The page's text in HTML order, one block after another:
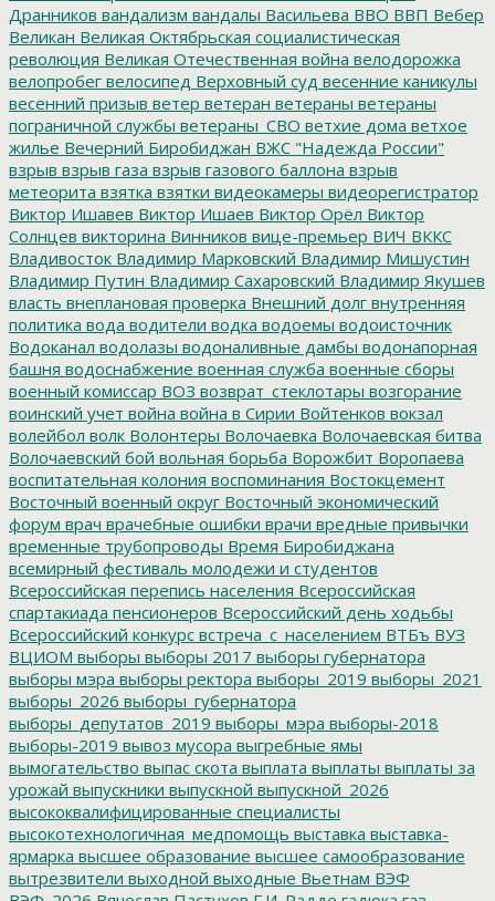
Дранников вандализм вандалы Васильева ВВО ВВП Вебер
Великан Великая Октябрьская социалистическая
революция Великая Отечественная война велодорожка
велопробег велосипед Верховный суд весенние каникулы
весенний призыв ветер ветеран ветераны ветераны
пограничной службы ветераны_СВО ветхие дома ветхое
жилье Вечерний Биробиджан ВЖС "Надежда России"
взрыв взрыв газа взрыв газового баллона взрыв
метеорита взятка взятки видеокамеры видеорегистратор
Виктор Ишавев Виктор Ишаев Виктор Орёл Виктор
Солнцев викторина Винников вице-премьер ВИЧ ВККС
Владивосток Владимир Марковский Владимир Мишустин
Владимир Путин Владимир Сахаровский Владимир Якушев
власть внеплановая проверка Внешний долг внутренняя
политика вода водители водка водоемы водоисточник
Водоканал водолазы водоналивные дамбы водонапорная
башня водоснабжение военная служба военные сборы
военный комиссар ВОЗ возврат_стеклотары возгорание
воинский учет война война в Сирии Войтенков вокзал
волейбол волк Волонтеры Волочаевка Волочаевская битва
Волочаевский бой вольная борьба Ворожбит Воропаева
воспитательная колония воспоминания Востокцемент
Восточный военный округ Восточный экономический
форум врач врачебные ошибки врачи вредные привычки
временные трубопроводы Время Биробиджана
всемирный фестиваль молодежи и студентов
Всероссийская перепись населения Всероссийская
спартакиада пенсионеров Всероссийский день ходьбы
Всероссийский конкурс встреча_с_населением ВТБъ ВУЗ
ВЦИОМ выборы выборы 2017 выборы губернатора
выборы мэра выборы ректора выборы_2019 выборы_2021
выборы_2026 выборы_губернатора
выборы_депутатов_2019 выборы_мэра выборы-2018
выборы-2019 вывоз мусора выгребные ямы
вымогательство выпас скота выплата выплаты выплаты за
урожай выпускники выпускной выпускной_2026
высококвалифицированные специалисты
высокотехнологичная_медпомощь выставка выставка-
ярмарка высшее образование высшее самообразование
вытрезвители выходной выходные Вьетнам ВЭФ